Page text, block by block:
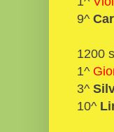
9^
1200
1^
3^
10^